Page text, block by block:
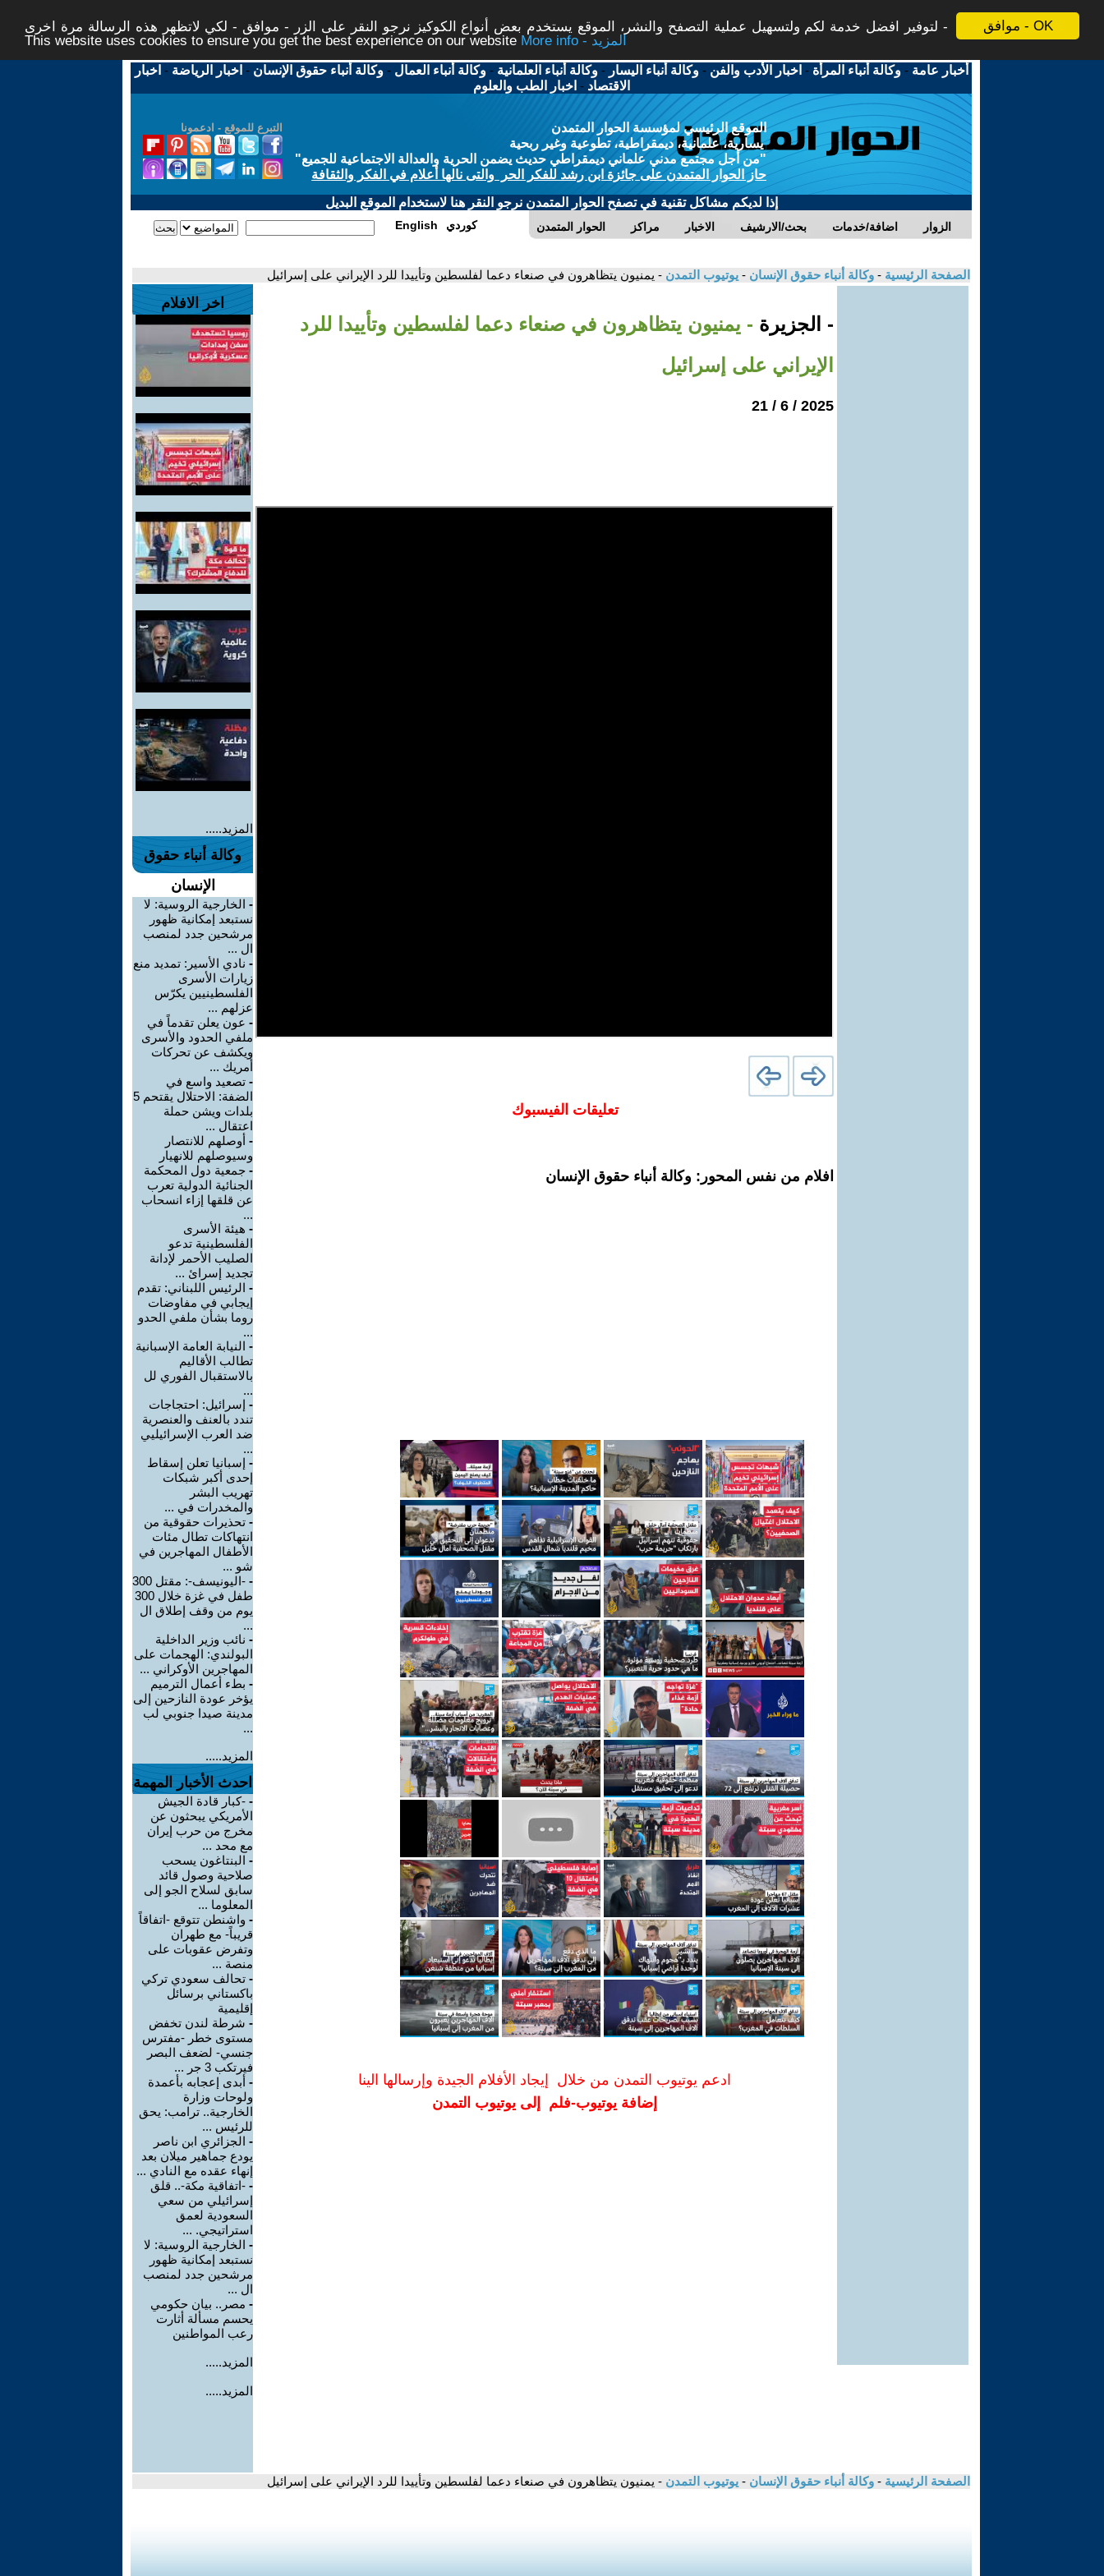
موافق - OK
لتوفير افضل خدمة لكم ولتسهيل عملية التصفح والنشر، الموقع يستخدم بعض أنواع الكوكيز نرجو النقر على الزر - موافق - لكي لاتظهر هذه الرسالة مرة اخرى -
This website uses cookies to ensure you get the best experience on our website
More info - المزيد
أخبار عامة -وكالة أنباء المرأة - اخبار الأدب والفن -وكالة أنباء اليسار -وكالة أنباء العلمانية -وكالة أنباء العمال -وكالة أنباء حقوق الإنسان - اخبار الرياضة - اخبار
الاقتصاد - اخبار الطب والعلوم
التبرع للموقع - ادعمونا
الموقع الرئيسي لمؤسسة الحوار المتمدن
يسارية، علمانية، ديمقراطية، تطوعية وغير ربحية
"من أجل مجتمع مدني علماني ديمقراطي حديث يضمن الحرية والعدالة الاجتماعية للجميع"
حاز الحوار المتمدن على جائزة ابن رشد للفكر الحر والتى نالها أعلام في الفكر والثقافة
إذا لديكم مشاكل تقنية في تصفح الحوار المتمدن نرجو النقر هنا لاستخدام الموقع البديل
الحوار المتمدن مراكز الاخبار بحث/الارشيف اضافة/خدمات الزوار English كوردي
الصفحة الرئيسية - وكالة أنباء حقوق الإنسان - يوتيوب التمدن - يمنيون يتظاهرون في صنعاء دعما لفلسطين وتأييدا للرد الإيراني على إسرائيل
- الجزيرة - يمنيون يتظاهرون في صنعاء دعما لفلسطين وتأييدا للرد
الإيراني على إسرائيل
2025 / 6 / 21
تعليقات الفيسبوك
افلام من نفس المحور: وكالة أنباء حقوق الإنسان
ادعم يوتيوب التمدن من خلال إيجاد الأفلام الجيدة وإرسالها الينا
إضافة يوتيوب-فلم إلى يوتيوب التمدن
اخر الافلام
المزيد.....
وكالة أنباء حقوق
الإنسان
- الخارجية الروسية: لا
نستبعد إمكانية ظهور
مرشحين جدد لمنصب
ال ...
- نادي الأسير: تمديد منع
زيارات الأسرى
الفلسطينيين يكرّس
عزلهم ...
- عون يعلن تقدماً في
ملفي الحدود والأسرى
ويكشف عن تحركات
أمريك ...
- تصعيد واسع في
الضفة: الاحتلال يقتحم 5
بلدات ويشن حملة
اعتقال ...
- أوصلهم للانتصار
وسيوصلهم للانهيار
- جمعية دول المحكمة
الجنائية الدولية تعرب
عن قلقها إزاء انسحاب
...
- هيئة الأسرى
الفلسطينية تدعو
الصليب الأحمر لإدانة
تجديد إسرائ ...
- الرئيس اللبناني: تقدم
إيجابي في مفاوضات
روما بشأن ملفي الحدو
...
- النيابة العامة الإسبانية
تطالب الأقاليم
بالاستقبال الفوري لل
...
- إسرائيل: احتجاجات
تندد بالعنف والعنصرية
ضد العرب الإسرائيليي
...
- إسبانيا تعلن إسقاط
إحدى أكبر شبكات
تهريب البشر
والمخدرات في ...
- تحذيرات حقوقية من
انتهاكات تطال مئات
الأطفال المهاجرين في
شو ...
-
-اليونيسف-: مقتل 300
طفل في غزة خلال 300
يوم من وقف إطلاق ال
...
- نائب وزير الداخلية
البولندي: الهجمات على
المهاجرين الأوكراني ...
- بطء أعمال الترميم
يؤخر عودة النازحين إلى
مدينة صيدا جنوبي لب
...
المزيد.....
احدث الأخبار المهمة
- -كبار قادة الجيش
الأمريكي يبحثون عن
مخرج من حرب إيران
مع محد ...
- البنتاغون يسحب
صلاحية وصول قائد
سابق لسلاح الجو إلى
المعلوما ...
- واشنطن تتوقع -اتفاقاً
قريباً- مع طهران
وتفرض عقوبات على
منصة ...
- تحالف سعودي تركي
باكستاني برسائل
إقليمية
- شرطة لندن تخفض
مستوى خطر -مفترس
جنسي- لضعف البصر
فيرتكب 3 جر ...
- أبدى إعجابه بأعمدة
ولوحات وزارة
الخارجية.. ترامب: يحق
للرئيس ...
- الجزائري ابن ناصر
يودع جماهير ميلان بعد
إنهاء عقده مع النادي ...
- -اتفاقية مكة-.. قلق
إسرائيلي من سعي
السعودية لعمق
استراتيجي. ...
- الخارجية الروسية: لا
نستبعد إمكانية ظهور
مرشحين جدد لمنصب
ال ...
- مصر.. بيان حكومي
يحسم مسألة أثارت
رعب المواطنين
المزيد.....
المزيد.....
الصفحة الرئيسية - وكالة أنباء حقوق الإنسان - يوتيوب التمدن - يمنيون يتظاهرون في صنعاء دعما لفلسطين وتأييدا للرد الإيراني على إسرائيل